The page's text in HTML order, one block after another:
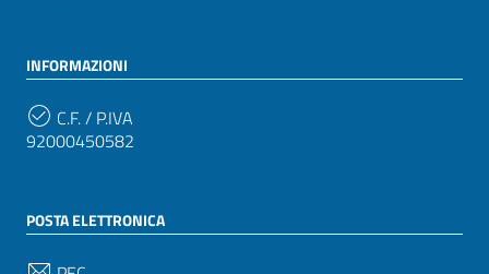
INFORMAZIONI
C.F. / P.IVA
92000450582
POSTA ELETTRONICA